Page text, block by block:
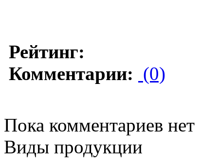
Рейтинг:
Комментарии: (0)
Пока комментариев нет
Виды продукции